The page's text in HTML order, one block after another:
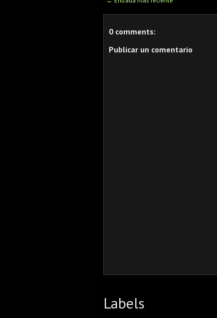
0 comments:
Publicar un comentario
Labels